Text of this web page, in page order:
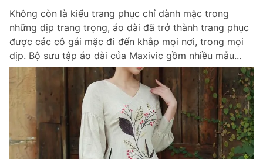
Không còn là kiểu trang phục chỉ dành mặc trong
những dịp trang trọng, áo dài đã trở thành trang phục
được các cô gái mặc đi đến khắp mọi nơi, trong mọi
dịp. Bộ sưu tập áo dài của Maxivic gồm nhiều mẫu...